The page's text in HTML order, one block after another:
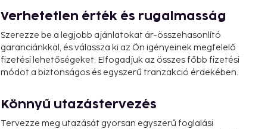
Verhetetlen érték és rugalmasság
Szerezze be a legjobb ajánlatokat ár-összehasonlító
garanciánkkal, és válassza ki az Ön igényeinek megfelelő
fizetési lehetőségeket. Elfogadjuk az összes főbb fizetési
módot a biztonságos és egyszerű tranzakció érdekében.
Könnyű utazástervezés
Tervezze meg utazását gyorsan egyszerű foglalási